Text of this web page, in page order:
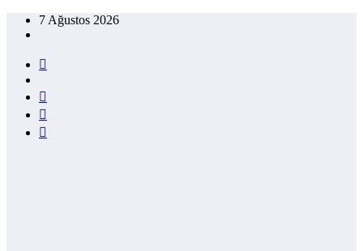
İçeriğe7 Ağustos 2026